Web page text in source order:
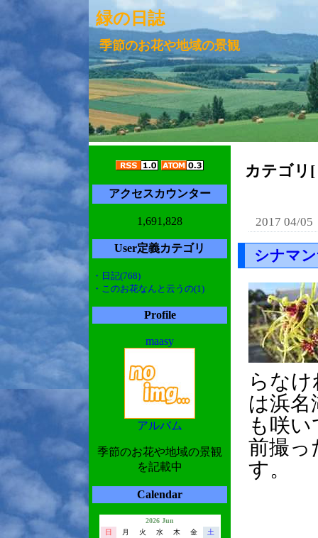
緑の日誌
季節のお花や地域の景観
アクセスカウンター
1,691,828
User定義カテゴリ
・日記(768)
・このお花なんと云うの(1)
Profile
maasy
アルバム
季節のお花や地域の景観
を記載中
Calendar
2026 Jun
日
月 火 水 木 金
土
カテゴリ[
2017 04/05
シナマ
らな
は浜
も咲
前撮っ
す。